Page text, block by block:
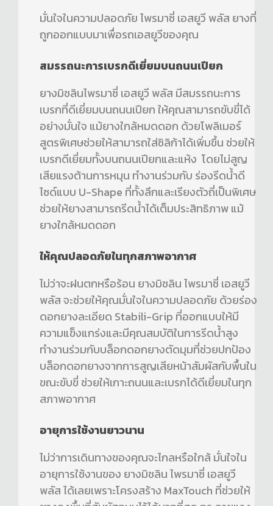
มั่นใจในความปลอดภัย ไพรมาซี่ เอสยูวี พลัส ยางที่
ถูกออกแบบมาเพื่อรถเอสยูวีของคุณ
สมรรถนะการเบรกดีเยี่ยมบนถนนเปียก
ยางมิชลินไพรมาซี่ เอสยูวี พลัส มีสมรรถนะการ
เบรกที่ดีเยี่ยมบนถนนเปียก ให้คุณสามารถขับขี่ได้
อย่างมั่นใจ แม้ยางใกล้หมดดอก ด้วยโพลิเมอร์
สูตรพิเศษช่วยให้สามารถใส่ซิลิก้าได้เพิ่มขึ้น ช่วยให้
เบรกดีเยี่ยมทั้งบนถนนเปียกและแห้ง โดยไม่สูญ
เสียแรงต้านการหมุน ทำงานร่วมกับ ร่องรีดน้ำดี
ไซด์แบบ U-Shape ที่ทั้งลึกและเรียงตัวถี่เป็นพิเศษ
ช่วยให้ยางสามารถรีดน้ำได้เต็มประสิทธิภาพ แม้
ยางใกล้หมดดอก
ให้คุณปลอดภัยในทุกสภาพอากาศ
ไม่ว่าจะฝนตกหรือร้อน ยางมิชลิน ไพรมาซี่ เอสยูวี
พลัส จะช่วยให้คุณมั่นใจในความปลอดภัย ด้วยร่อง
ดอกยางละเอียด Stabili-Grip ที่ออกแบบให้มี
ความแข็งแกร่งและมีคุณสมบัติในการรีดน้ำสูง
ทำงานร่วมกับบล็อกดอกยางตัดมุมที่ช่วยปกป้อง
บล็อกดอกยางจากการสูญเสียหน้าสัมผัสกับพื้นใน
ขณะขับขี่ ช่วยให้เกาะถนนและเบรกได้ดีเยี่ยมในทุก
สภาพอากาศ
อายุการใช้งานยาวนาน
ไม่ว่าการเดินทางของคุณจะไกลหรือใกล้ มั่นใจใน
อายุการใช้งานของ ยางมิชลิน ไพรมาซี่ เอสยูวี
พลัส ได้เลยเพราะโครงสร้าง MaxTouch ที่ช่วยให้